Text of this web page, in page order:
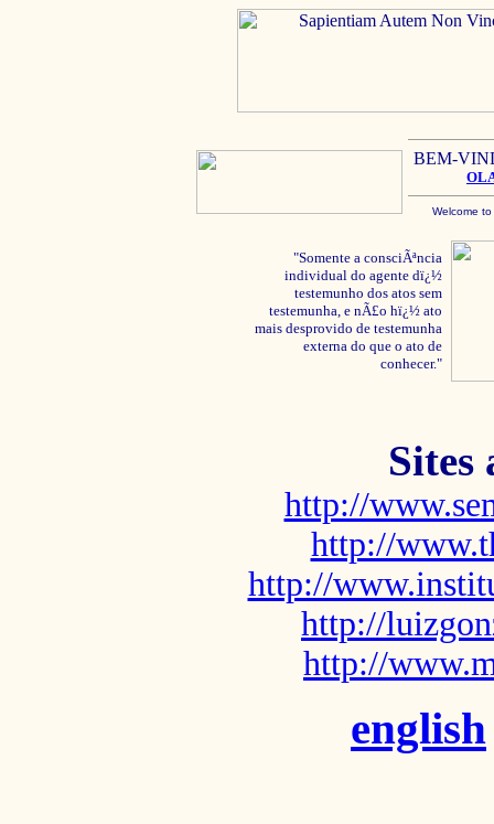
BEM-
Welcome
"Somente a consciÃªncia
individual do agente dï¿½
testemunho dos atos sem
testemunha, e nÃ£o hï¿½ ato
mais desprovido de testemunha
externa do que o ato de
conhecer."
Sites
http://
http://
http://
http://
http://
english